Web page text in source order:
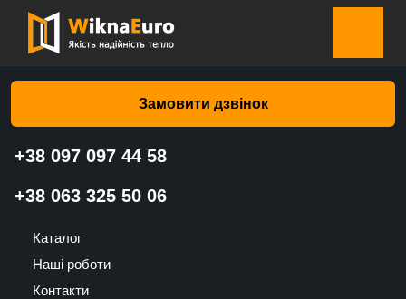
Замовити дзвінок
+38 097 097 44 58
+38 063 325 50 06
Каталог
Наші роботи
Контакти
Головна сторінка»Каталог
коричневі RAL 8003 (Валько)
Жалюзі Світло-коричневі RAL
976